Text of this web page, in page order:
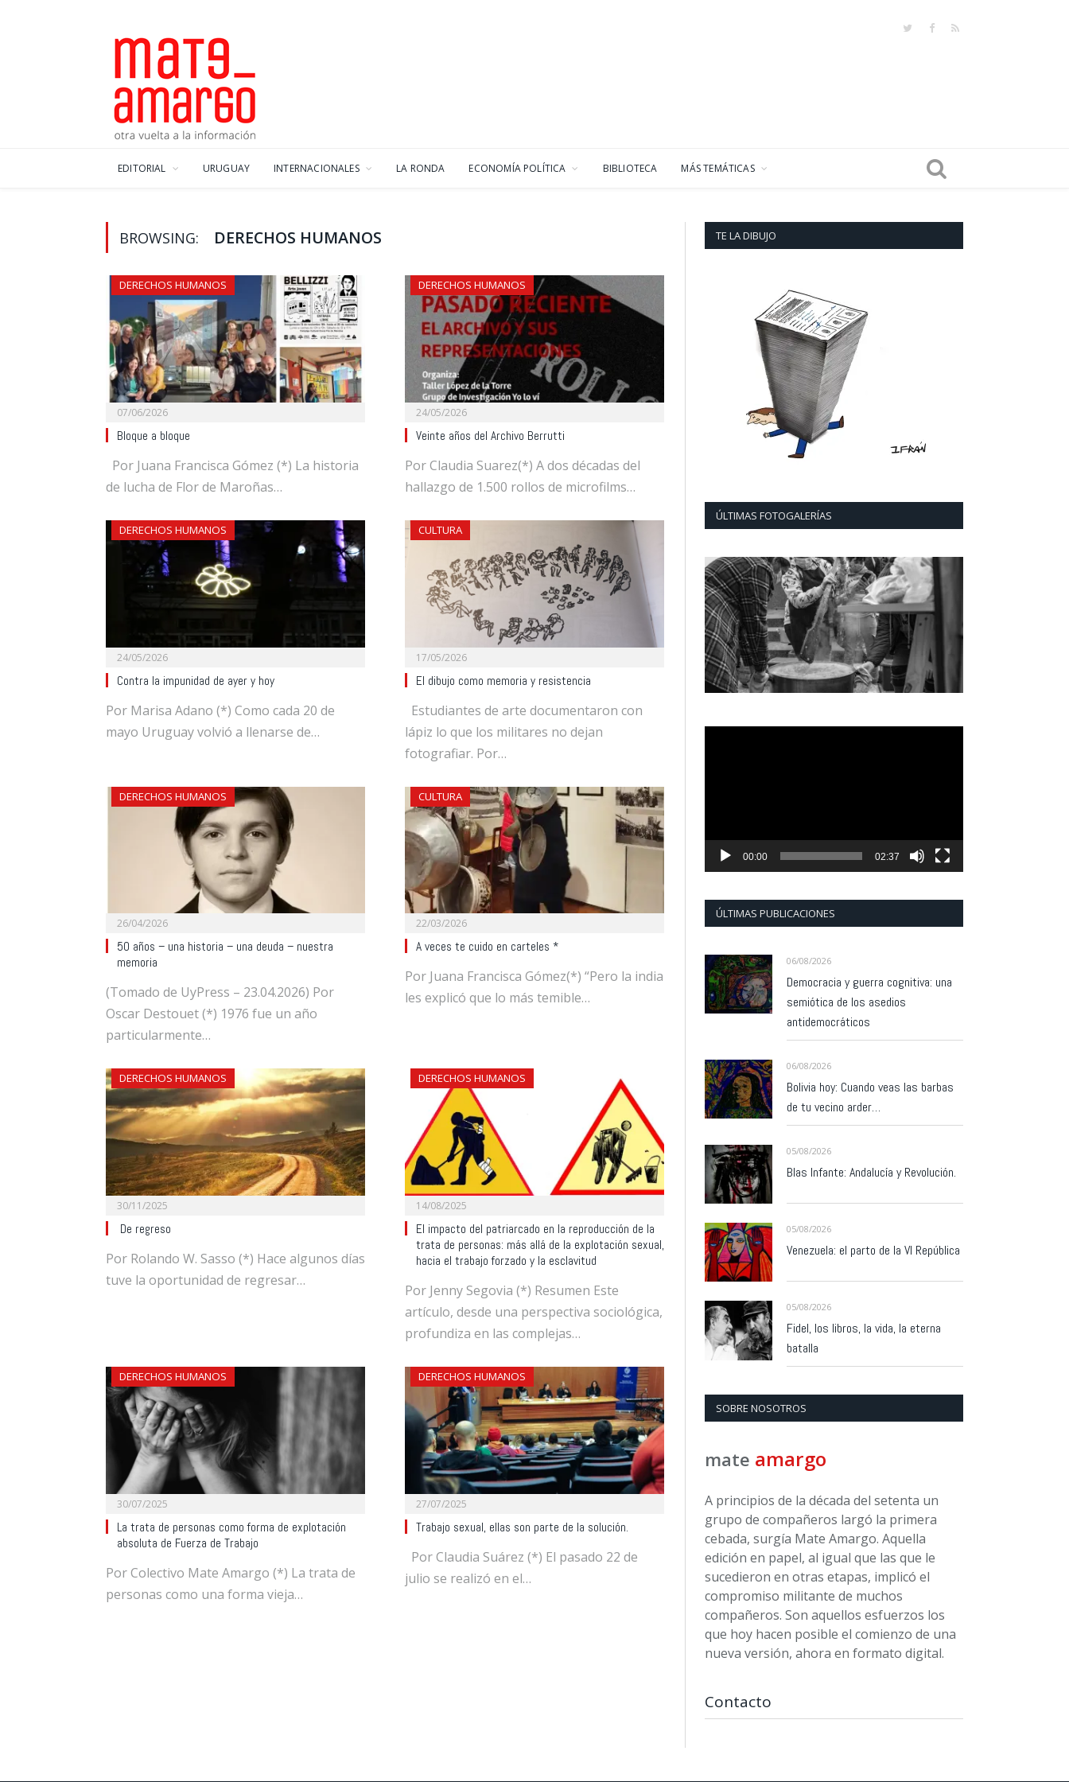
TwitterFacebook
RSS
EDITORIAL URUGUAY INTERNACIONALES LA RONDA ECONOMÍA POLÍTICA BIBLIOTECA MÁS TEMÁTICAS
BROWSING: DERECHOS HUMANOS
DERECHOS HUMANOS
07/06/2026
Bloque a bloque
Por Juana Francisca Gómez (*) La historia
de lucha de Flor de Maroñas…
DERECHOS HUMANOS
24/05/2026
Veinte años del Archivo Berrutti
Por Claudia Suarez(*) A dos décadas del
hallazgo de 1.500 rollos de microfilms…
DERECHOS HUMANOS
24/05/2026
Contra la impunidad de ayer y hoy
Por Marisa Adano (*) Como cada 20 de
mayo Uruguay volvió a llenarse de…
CULTURA
17/05/2026
El dibujo como memoria y resistencia
Estudiantes de arte documentaron con
lápiz lo que los militares no dejan
fotografiar. Por…
DERECHOS HUMANOS
26/04/2026
50 años – una historia – una deuda – nuestra
memoria
(Tomado de UyPress – 23.04.2026) Por
Oscar Destouet (*) 1976 fue un año
particularmente…
CULTURA
22/03/2026
A veces te cuido en carteles *
Por Juana Francisca Gómez(*) “Pero la india
les explicó que lo más temible…
DERECHOS HUMANOS
30/11/2025
De regreso
Por Rolando W. Sasso (*) Hace algunos días
tuve la oportunidad de regresar…
DERECHOS HUMANOS
14/08/2025
El impacto del patriarcado en la reproducción de la
trata de personas: más allá de la explotación sexual,
hacia el trabajo forzado y la esclavitud
Por Jenny Segovia (*) Resumen Este
artículo, desde una perspectiva sociológica,
profundiza en las complejas…
DERECHOS HUMANOS
30/07/2025
La trata de personas como forma de explotación
absoluta de Fuerza de Trabajo
Por Colectivo Mate Amargo (*) La trata de
personas como una forma vieja…
DERECHOS HUMANOS
27/07/2025
Trabajo sexual, ellas son parte de la solución.
Por Claudia Suárez (*) El pasado 22 de
julio se realizó en el…
TE LA DIBUJO
ÚLTIMAS FOTOGALERÍAS
00:00 02:37
ÚLTIMAS PUBLICACIONES
06/08/2026
Democracia y guerra cognitiva: una
semiótica de los asedios
antidemocráticos
06/08/2026
Bolivia hoy: Cuando veas las barbas
de tu vecino arder…
05/08/2026
Blas Infante: Andalucía y Revolución.
05/08/2026
Venezuela: el parto de la VI República
05/08/2026
Fidel, los libros, la vida, la eterna
batalla
SOBRE NOSOTROS
mate amargo
A principios de la década del setenta un
grupo de compañeros largó la primera
cebada, surgía Mate Amargo. Aquella
edición en papel, al igual que las que le
sucedieron en otras etapas, implicó el
compromiso militante de muchos
compañeros. Son aquellos esfuerzos los
que hoy hacen posible el comienzo de una
nueva versión, ahora en formato digital.
Contacto